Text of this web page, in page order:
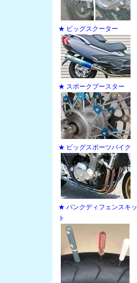
★ ビッグスクーター
★ スポークブースター
★ ビッグスポーツバイク
★ パンクディフェンスキッ
ト